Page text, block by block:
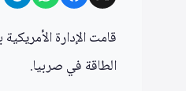
قامت الإدارة
الطاقة في صربيا.